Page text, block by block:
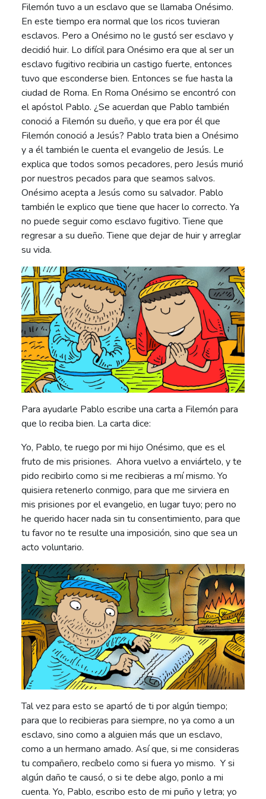
Filemón tuvo a un esclavo que se llamaba Onésimo.
En este tiempo era normal que los ricos tuvieran
esclavos. Pero a Onésimo no le gustó ser esclavo y
decidió huir. Lo difícil para Onésimo era que al ser un
esclavo fugitivo recibiria un castigo fuerte, entonces
tuvo que esconderse bien. Entonces se fue hasta la
ciudad de Roma. En Roma Onésimo se encontró con
el apóstol Pablo. ¿Se acuerdan que Pablo también
conoció a Filemón su dueño, y que era por él que
Filemón conoció a Jesús? Pablo trata bien a Onésimo
y a él también le cuenta el evangelio de Jesús. Le
explica que todos somos pecadores, pero Jesús murió
por nuestros pecados para que seamos salvos.
Onésimo acepta a Jesús como su salvador. Pablo
también le explico que tiene que hacer lo correcto. Ya
no puede seguir como esclavo fugitivo. Tiene que
regresar a su dueño. Tiene que dejar de huir y arreglar
su vida.
Para ayudarle Pablo escribe una carta a Filemón para
que lo reciba bien. La carta dice:
Yo, Pablo, te ruego por mi hijo Onésimo, que es el
fruto de mis prisiones. Ahora vuelvo a enviártelo, y te
pido recibirlo como si me recibieras a mí mismo. Yo
quisiera retenerlo conmigo, para que me sirviera en
mis prisiones por el evangelio, en lugar tuyo; pero no
he querido hacer nada sin tu consentimiento, para que
tu favor no te resulte una imposición, sino que sea un
acto voluntario.
Tal vez para esto se apartó de ti por algún tiempo;
para que lo recibieras para siempre, no ya como a un
esclavo, sino como a alguien más que un esclavo,
como a un hermano amado. Así que, si me consideras
tu compañero, recíbelo como si fuera yo mismo. Y si
algún daño te causó, o si te debe algo, ponlo a mi
cuenta. Yo, Pablo, escribo esto de mi puño y letra; yo